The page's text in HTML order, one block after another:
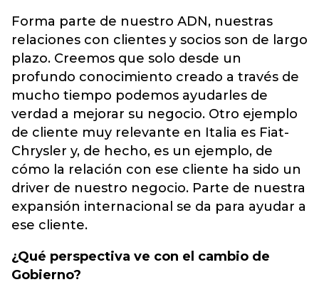
Forma parte de nuestro ADN, nuestras
relaciones con clientes y socios son de largo
plazo. Creemos que solo desde un
profundo conocimiento creado a través de
mucho tiempo podemos ayudarles de
verdad a mejorar su negocio. Otro ejemplo
de cliente muy relevante en Italia es Fiat-
Chrysler y, de hecho, es un ejemplo, de
cómo la relación con ese cliente ha sido un
driver de nuestro negocio. Parte de nuestra
expansión internacional se da para ayudar a
ese cliente.
¿Qué perspectiva ve con el cambio de
Gobierno?